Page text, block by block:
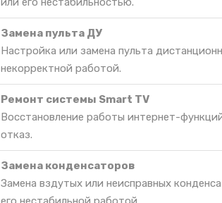
Замена пульта ДУ
Настройка или замена пульта
некорректной работой.
Ремонт системы Smart TV
Восстановление работы интернет-
отказ.
Замена конденсаторов
Замена вздутых или неисправных